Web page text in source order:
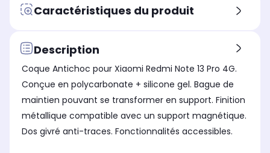
Caractéristiques du produit
Description
Coque Antichoc pour Xiaomi Redmi Note 13 Pro 4G.
Conçue en polycarbonate + silicone gel. Bague de
maintien pouvant se transformer en support. Finition
métallique compatible avec un support magnétique.
Dos givré anti-traces. Fonctionnalités accessibles.